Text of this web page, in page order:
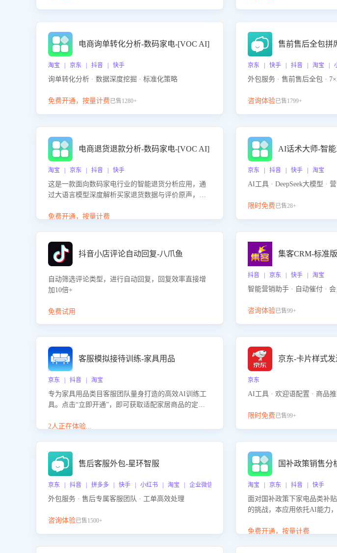
电商询单转化分析-数码家电-[VOC AI]
淘宝 | 京东 | 抖音 | 快手
询单转化分析 · 数据深度挖掘 · 标准化策略
免费开通，按量计费已售1280+
售前售后全包拼
京东 | 快手 | 抖音 | 淘宝 |
外包服务 · 售前售后全包 ·
咨询体验已售1799+
电商退货退款分析-数码家电-[VOC AI]
淘宝 | 京东 | 抖音 | 快手
这是一款面向数码家电行业的智能退货分析应用，通
过大语言模型深度解析买家退货数据与评价原声，精
因，并输出可落地的改进建议，通过挖掘用户痛点驱
免费开通，按量计费
AI话术大师-智
京东 | 抖音 | 快手 | 淘宝
AI工具 · DeepSeek大模型 ·
限时免费已售28+
抖音小店评论自动回复-八爪鱼
自动筛选评论类型，进行自动回复，回复效率直接增
加10倍+
免费试用
集客CRM-标准版
抖音 | 京东 | 快手 | 淘宝
智能营销助手 · 自动催付 ·
咨询体验已售99+
客服模拟接待训练-家具用品
京东 | 抖音 | 淘宝
专为家具用品类目客服团队量身打造的高效AI训练工
具。点击“立即开通”，即可获取适配家居商品的定制
客服在家具用品功能、尺寸参数咨询等高频场景下的
2人正在体验...
京东
AI工具 · 欢迎语配置 · 商品
限时免费已售99+
售后客服外包-星环智服
京东 | 抖音 | 拼多多 | 快手 | 小红书 | 淘宝 | 企业微信
外包服务 · 售后专属客服团队 · 工单高效处理
咨询体验已售1500+
国补政策销售
淘宝 | 京东 | 抖音 | 快手
面对国补政策下家电品类补
的挑战，本应用依托AI能力
政策的关注焦点与购买意向
免费开通，按量计费